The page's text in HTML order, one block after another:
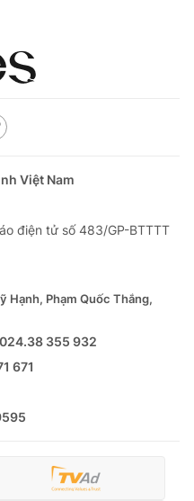
Việt Nam
điện tử số 483/GP-BTTTT
Hạnh, Phạm Quốc Thắng,
355 932
671